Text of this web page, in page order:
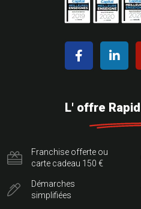
L' offre
Franchise offerte ou
carte cadeau 150 €
Démarches
simplifiées